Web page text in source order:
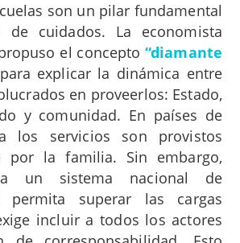
son un pilar fundamental
cuidados. La economista
el concepto“diamante
para explicar la dinámica entre
en proveerlos: Estado,
y comunidad. En países de
los servicios son provistos
por la familia. Sin embargo,
un sistema nacional de
permita superar las cargas
incluir a todos los actores